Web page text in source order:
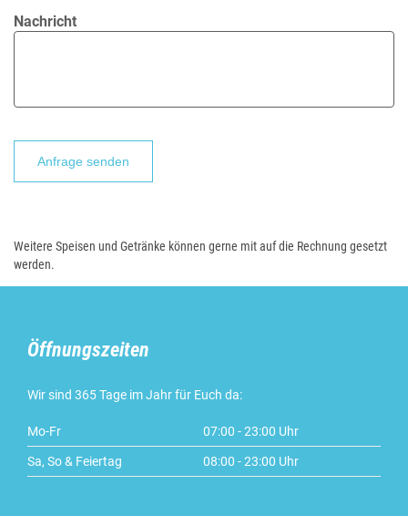
Nachricht
Bitte lasse dieses Feld leer.
Weitere Speisen und Getränke können gerne mit auf die Rechnung gesetzt
werden.
Öffnungszeiten
Wir sind 365 Tage im Jahr für Euch da:
Mo-Fr 07:00 - 23:00 Uhr
Sa, So & Feiertag 08:00 - 23:00 Uhr